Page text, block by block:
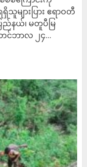
ျားပြား ဧရာဝတီ
နယ်၊ မတူပီမြ
င်ဘာလ ၂၄...